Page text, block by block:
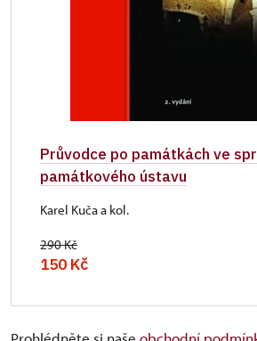
Průvodce po památkách ve
památkového ústavu
Karel Kuča a kol.
290 Kč
150 Kč